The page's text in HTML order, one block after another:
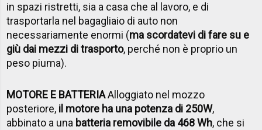
in spazi ristretti, sia a casa che al lavoro, e di
trasportarla nel bagagliaio di auto non
necessariamente enormi (ma scordatevi di fare su e
giù dai mezzi di trasporto, perché non è proprio un
peso piuma).
MOTORE E BATTERIAAlloggiato nel mozzo
posteriore, il motore ha una potenza di 250W,
abbinato a una batteria removibile da 468 Wh, che si